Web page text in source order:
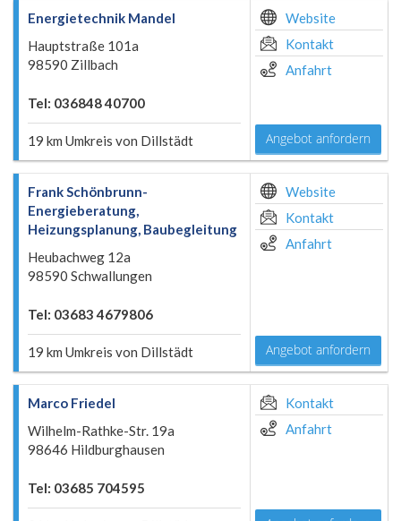
Energietechnik Mandel
Hauptstraße 101a
98590 Zillbach
Tel: 036848 40700
19 km Umkreis von Dillstädt
Website
Kontakt
Anfahrt
Angebot anfordern
Frank Schönbrunn-
Energieberatung,
Heizungsplanung, Baubegleitung
Heubachweg 12a
98590 Schwallungen
Tel: 03683 4679806
19 km Umkreis von Dillstädt
Website
Kontakt
Anfahrt
Angebot anfordern
Marco Friedel
Wilhelm-Rathke-Str. 19a
98646 Hildburghausen
Tel: 03685 704595
Kontakt
Anfahrt